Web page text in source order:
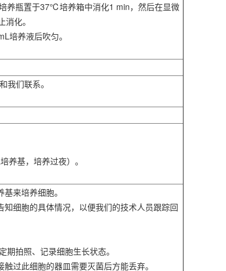
养瓶置于37℃培养箱中消化1 min，然后在显微
化。
培养液后吹匀。
我们联系。
养基，培养过夜）。
来培养细胞。
细胞的具体情况，以便我们的技术人员跟踪回
拍照、记录细胞生长状态。
过此细胞的器皿需要灭菌后方能丢弃。